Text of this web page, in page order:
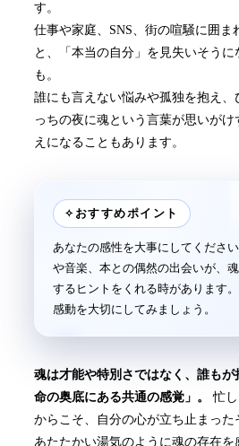
す。
仕事や家庭、SNS、街の喧騒に囲ま
と、「本当の自分」を見失いそうに
も。
誰にも言えない悩みや孤独を抱え、
っちの夜に魂という言葉が思いがけ
えになることもあります。
✧ おすすめポイント
あなたの感性を大事にしてくださ
や音楽、本との偶然の出会いが、
するヒントをくれる時があります
感動を大切にしてみましょう。
魂は才能や特別さではなく、誰もが
命の奥底にある共通の感覚」。
忙
からこそ、自分の心が立ち止まった
あたたかい湯気のように魂の存在を